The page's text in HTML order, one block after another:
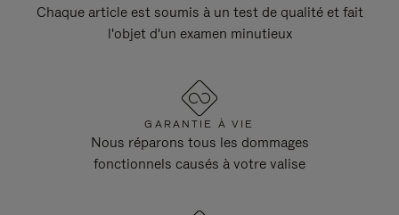
Chaque article est soumis à un test de qualité et fait
l'objet d'un examen minutieux
GARANTIE À VIE
Nous réparons tous les dommages
fonctionnels causés à votre valise